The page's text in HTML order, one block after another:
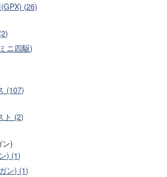
(26)
ニ四駆)
(107)
ト (2)
ン)
) (1)
ン) (1)